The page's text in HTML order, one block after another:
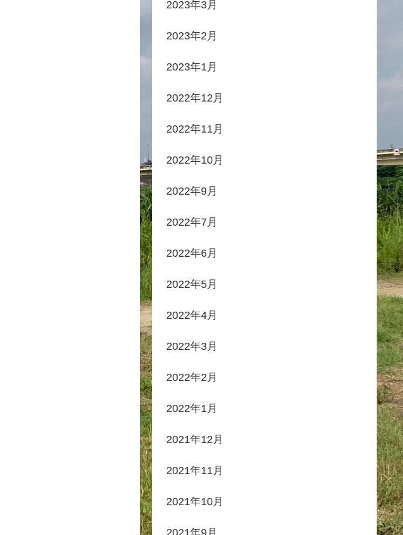
2023年3月
2023年2月
2023年1月
2022年12月
2022年11月
2022年10月
2022年9月
2022年7月
2022年6月
2022年5月
2022年4月
2022年3月
2022年2月
2022年1月
2021年12月
2021年11月
2021年10月